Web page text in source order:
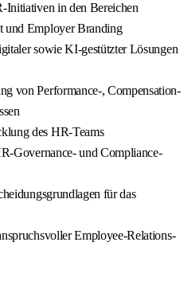
Initiativen in den Bereichen
und Employer Branding
sowie KI-gestützter Lösungen
von Performance-, Compensation-
des HR-Teams
Governance- und Compliance-
für das
Employee-Relations-